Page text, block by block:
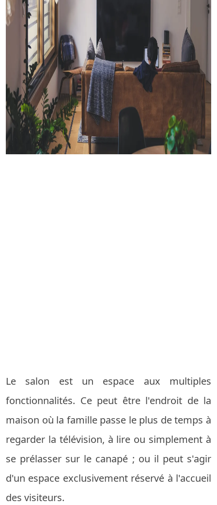
Le salon est un espace aux multiples
fonctionnalités. Ce peut être l'endroit de la
maison où la famille passe le plus de temps à
regarder la télévision, à lire ou simplement à
se prélasser sur le canapé ; ou il peut s'agir
d'un espace exclusivement réservé à l'accueil
des visiteurs.